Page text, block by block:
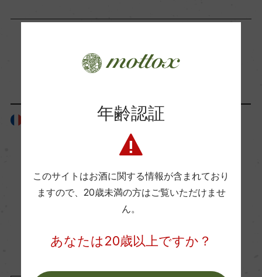
Wine Advocate 獲得点
Wine Spectator 得点
醗酵：オーク樽
「生産者」が同じ商品
フランス
年齢認証
このサイトはお酒に関する情報が含まれており
ますので、 20歳未満の方はご覧いただけませ
ん。
あなたは20歳以上ですか？